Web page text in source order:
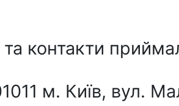
контакти
м. Київ, вул.